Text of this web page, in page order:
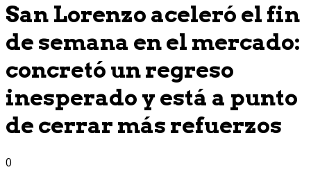
San Lorenzo aceleró el fin
de semana en el mercado:
concretó un regreso
inesperado y está a punto
de cerrar más refuerzos
0